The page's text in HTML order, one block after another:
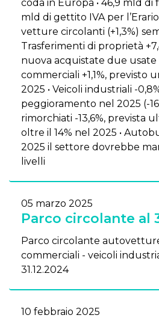
coda in Europa • 46,9 mld
mld di gettito IVA per
vetture circolanti (+1,3%)
Trasferimenti di proprietà
nuova acquistate due usate
commerciali +1,1%, previsto
2025 • Veicoli industriali -
peggioramento nel 2025 (-
rimorchiati -13,6%, prevista
oltre il 14% nel 2025 •
2025 il settore dovrebbe
livelli
05 marzo 2025
Parco circolante al
Parco circolante
commerciali - veicoli
31.12.2024
10 febbraio 2025